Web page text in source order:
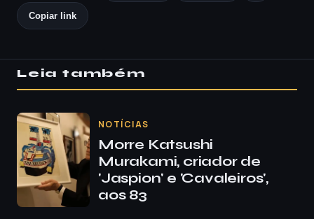
Copiar link
Leia também
NOTÍCIAS
Morre Katsushi
Murakami, criador de
'Jaspion' e 'Cavaleiros',
aos 83